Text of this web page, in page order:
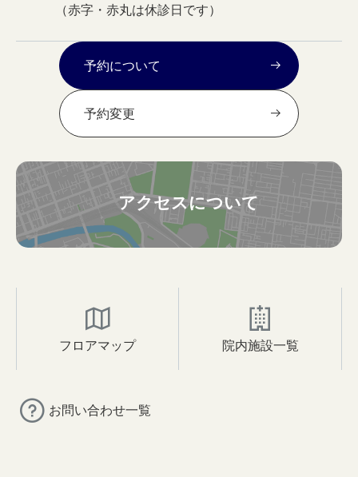
（赤字・赤丸は休診日です）
予約について
予約変更
アクセスについて
フロアマップ 院内施設一覧
お問い合わせ一覧